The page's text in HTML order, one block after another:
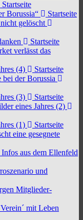
Startseite
Borussia“
Startseite
gelöscht
Startseite
verlässt das
(4)
Startseite
bei der Borussia
(3)
Startseite
eines Jahres (2)
(1)
Startseite
eine gesegnete
aus dem Ellenfeld
und
Mitglieder-
mit Leben